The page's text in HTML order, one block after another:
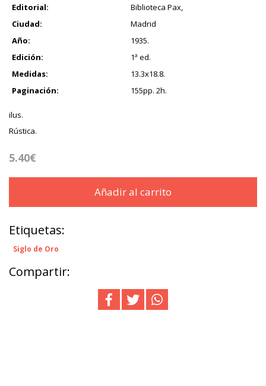
Editorial:
Biblioteca Pax,
Ciudad:
Madrid
Año:
1935.
Edición:
1ª ed.
Medidas:
13.3x18.8.
Paginación:
155pp. 2h.
ilus.
Rústica.
5.40€
Añadir al carrito
Etiquetas:
Siglo de Oro
Compartir: